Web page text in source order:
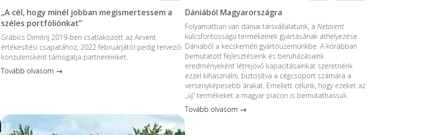
„A cél, hogy minél jobban megismertessem a
széles portfóliónkat”
Grábics Dimitrij 2019-ben csatlakozott az Airvent
értékesítési csapatához, 2022 februárjától pedig tervezői
konzulensként támogatja partnereinket.
Tovább olvasom →
Dániából Magyarországra
Folyamatban van dániai társvállalatunk, aNetavent
kulcsfontosságú termékeinek gyártásának áthelyezése
Dániából a kecskeméti gyártóüzemünkbe. A korábban
bemutatott fejlesztéseink és beruházásaink
eredményeként létrejövő kapacitásainkat szeretnénk
ezzel kihasználni, biztosítva a cégcsoport számára a
versenyképesebb árakat. Emellett célunk, hogy ezeket az
„új” termékeket a magyar piacon is bemutathassuk.
Tovább olvasom →